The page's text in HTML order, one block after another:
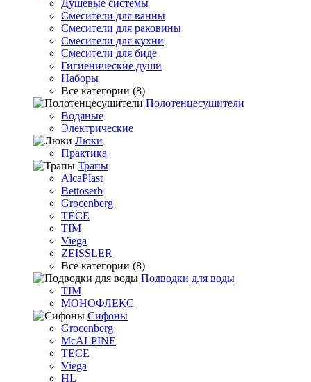
Душевые системы
Смесители для ванны
Смесители для раковины
Смесители для кухни
Смесители для биде
Гигиенические души
Наборы
Все категории (8)
Полотенцесушители
Водяные
Электрические
Люки
Практика
Трапы
AlcaPlast
Bettoserb
Grocenberg
TECE
TIM
Viega
ZEISSLER
Все категории (8)
Подводки для воды
TIM
МОНОФЛЕКС
Сифоны
Grocenberg
McALPINE
TECE
Viega
HL